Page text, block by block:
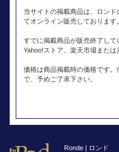
当サイトの掲載商品は、ロン
てオンライン販売しております。
すでに掲載商品が販売終了し
Yahoo!ストア、楽天市場または
価格は商品掲載時の価格です
で、予めご了承下さい。
Ronde | ロンド